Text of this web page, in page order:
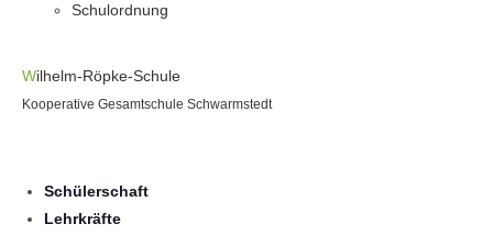
Schulordnung
Wilhelm-Röpke-Schule
Kooperative Gesamtschule Schwarmstedt
Schülerschaft
Lehrkräfte